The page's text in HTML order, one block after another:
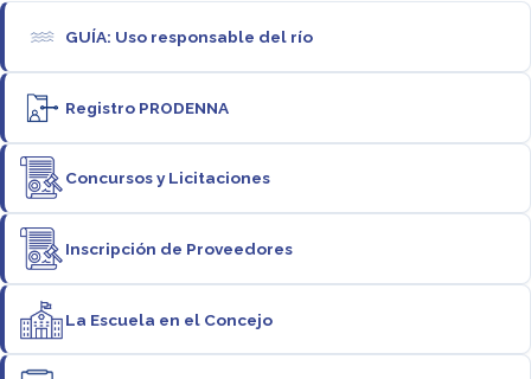
GUÍA: Uso responsable del río
Registro PRODENNA
Concursos y Licitaciones
Inscripción de Proveedores
La Escuela en el Concejo